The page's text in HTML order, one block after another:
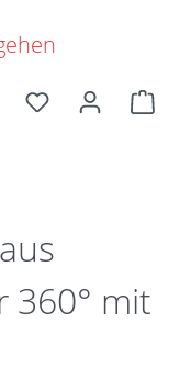
360° mit